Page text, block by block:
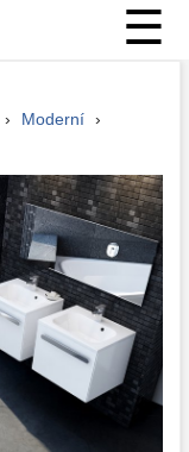
☰
› Moderní ›